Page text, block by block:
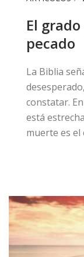
El
pecado
​La Biblia
constatar.
está
muerte es el